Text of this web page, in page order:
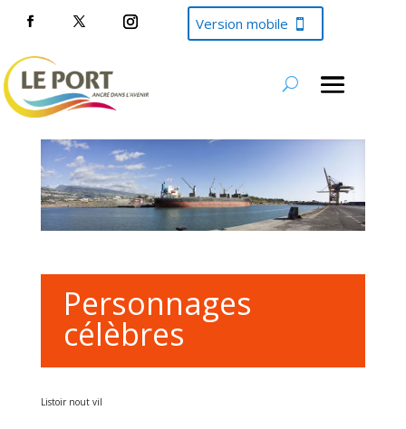
Version mobile
Personnages
célèbres
Listoir nout vil